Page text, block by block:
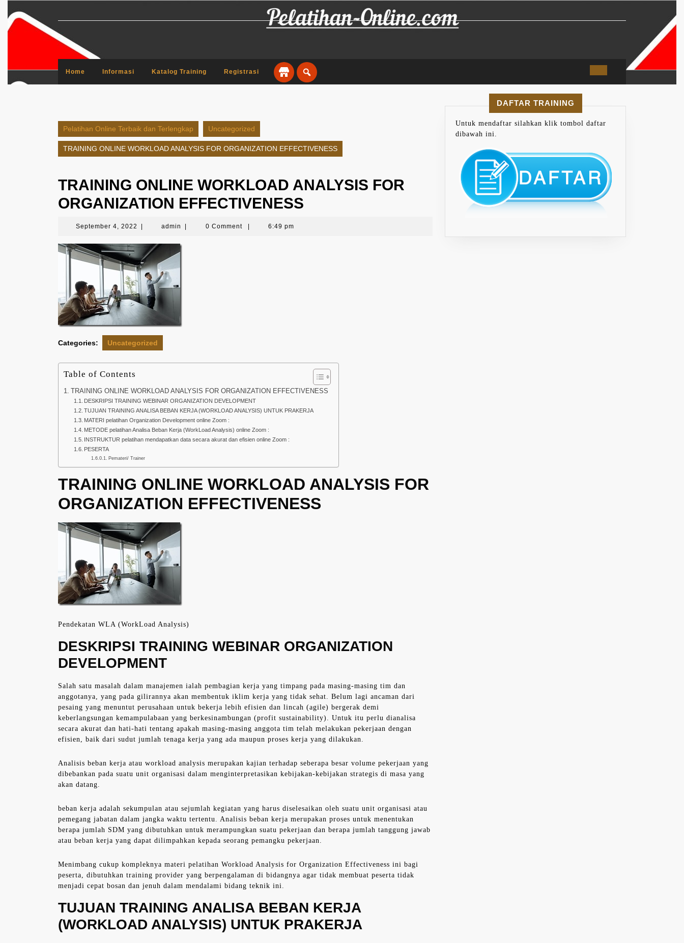
to
content
Home Informasi Katalog Training Registrasi
Pelatihan Online Terbaik dan Terlengkap Uncategorized
TRAINING ONLINE WORKLOAD ANALYSIS FOR ORGANIZATION EFFECTIVENESS
TRAINING ONLINE WORKLOAD ANALYSIS FOR
ORGANIZATION EFFECTIVENESS
September 4, 2022 September
2022
admin admin 0 Comment 6:49 pm
Categories: Uncategorized
Table of Contents
TRAINING ONLINE WORKLOAD ANALYSIS FOR ORGANIZATION EFFECTIVENESS
DESKRIPSI TRAINING WEBINAR ORGANIZATION DEVELOPMENT
TUJUAN TRAINING ANALISA BEBAN KERJA (WORKLOAD ANALYSIS) UNTUK PRAKERJA
MATERI pelatihan Organization Development online Zoom :
METODE pelatihan Analisa Beban Kerja (WorkLoad Analysis) online Zoom :
INSTRUKTUR pelatihan mendapatkan data secara akurat dan efisien online Zoom :
PESERTA
Pemateri/ Trainer
TRAINING ONLINE WORKLOAD ANALYSIS FOR
ORGANIZATION EFFECTIVENESS
Pendekatan WLA (WorkLoad Analysis)
DESKRIPSI TRAINING WEBINAR ORGANIZATION
DEVELOPMENT
Salah satu masalah dalam manajemen ialah pembagian kerja yang timpang pada masing-masing tim dan
anggotanya, yang pada gilirannya akan membentuk iklim kerja yang tidak sehat. Belum lagi ancaman dari
pesaing yang menuntut perusahaan untuk bekerja lebih efisien dan lincah (agile) bergerak demi
keberlangsungan kemampulabaan yang berkesinambungan (profit sustainability). Untuk itu perlu dianalisa
secara akurat dan hati-hati tentang apakah masing-masing anggota tim telah melakukan pekerjaan dengan
efisien, baik dari sudut jumlah tenaga kerja yang ada maupun proses kerja yang dilakukan.
Analisis beban kerja atau workload analysis merupakan kajian terhadap seberapa besar volume pekerjaan yang
dibebankan pada suatu unit organisasi dalam menginterpretasikan kebijakan-kebijakan strategis di masa yang
akan datang.
beban kerja adalah sekumpulan atau sejumlah kegiatan yang harus diselesaikan oleh suatu unit organisasi atau
pemegang jabatan dalam jangka waktu tertentu. Analisis beban kerja merupakan proses untuk menentukan
berapa jumlah SDM yang dibutuhkan untuk merampungkan suatu pekerjaan dan berapa jumlah tanggung jawab
atau beban kerja yang dapat dilimpahkan kepada seorang pemangku pekerjaan.
Menimbang cukup kompleknya materi pelatihan Workload Analysis for Organization Effectiveness ini bagi
peserta, dibutuhkan training provider yang berpengalaman di bidangnya agar tidak membuat peserta tidak
menjadi cepat bosan dan jenuh dalam mendalami bidang teknik ini.
TUJUAN TRAINING ANALISA BEBAN KERJA
(WORKLOAD ANALYSIS) UNTUK PRAKERJA
DAFTAR TRAINING
Untuk mendaftar silahkan klik tombol daftar
dibawah ini.